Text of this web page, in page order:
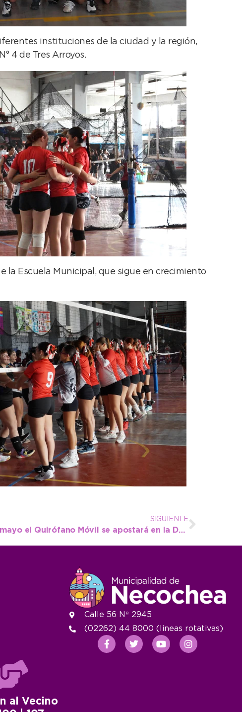
instituciones de la ciudad y la región,
4 de Tres Arroyos.
la Escuela Municipal, que sigue en crecimiento
SIGUIENTE
Desde el lunes 4 de mayo el Quirófano Móvil se apostará en la Delegación de Quequén
al Vecino
Calle 56 Nº 2945
(02262) 44 8000 (lineas rotativas)